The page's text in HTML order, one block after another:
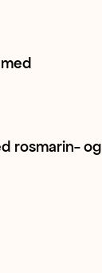
Hvitløk
Sitron + 1
rosmarin- og